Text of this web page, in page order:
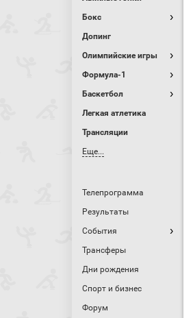
Бокс
Допинг
Олимпийские игры
Формула-1
Баскетбол
Легкая атлетика
Трансляции
Еще...
Телепрограмма
Результаты
События
Трансферы
Дни рождения
Спорт и бизнес
Форум